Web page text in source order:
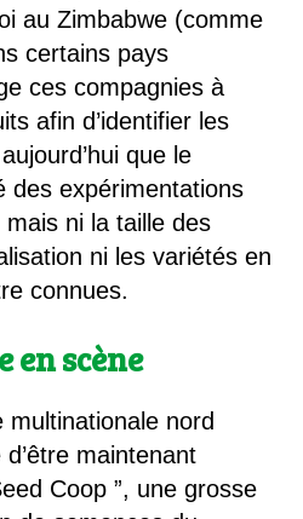
au Zimbabwe (comme
certains pays
ces compagnies à
afin d’identifier les
que le
des expérimentations
ni la taille des
ni les variétés en
connues.
en scène
nord
maintenant
Coop ”, une grosse